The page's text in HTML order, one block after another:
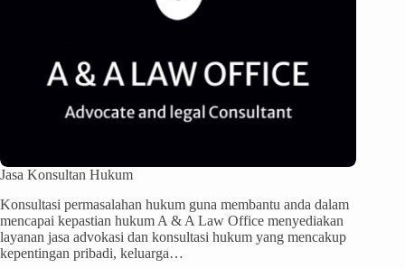
Jasa Konsultan Hukum
Konsultasi permasalahan hukum guna membantu anda dalam
mencapai kepastian hukum A & A Law Office menyediakan
layanan jasa advokasi dan konsultasi hukum yang mencakup
kepentingan pribadi, keluarga…